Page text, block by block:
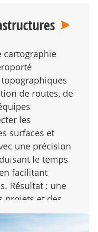
cartographie
de routes, de
les
surfaces et
une précision
le temps
facilitant
Résultat : une
projets et des
plus sûres,